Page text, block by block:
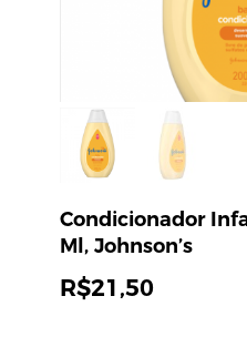
Condicionador
Ml, Johnson’s
R$21,50